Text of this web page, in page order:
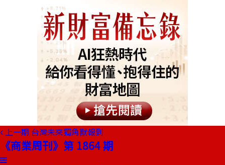
上一期 台灣未來獨角獸報到
《商業周刊》第 1864 期